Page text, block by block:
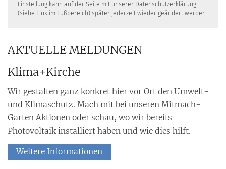
Einstellung kann auf der Seite mit unserer Datenschutzerklärung
(siehe Link im Fußbereich) später jederzeit wieder geändert werden.
AKTUELLE MELDUNGEN
Klima+Kirche
Wir gestalten ganz konkret hier vor Ort den Umwelt-
und Klimaschutz. Mach mit bei unseren Mitmach-
Garten Aktionen oder schau, wo wir bereits
Photovoltaik installiert haben und wie dies hilft.
Weitere Informationen